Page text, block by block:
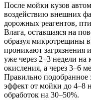
После мойки кузов
воздействию внешних
дорожных реагентов,
Влага, оставшаяся на
образуя микротрещины
проникают загрязнения
уже через 2–3 недели на
окисления, а через 3–6
Правильно подобранное
эффект от мойки до 4–8
обработок на 30–50%.